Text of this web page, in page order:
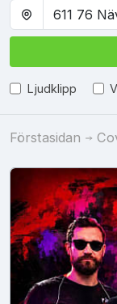
Ljudklipp
Förstasidan